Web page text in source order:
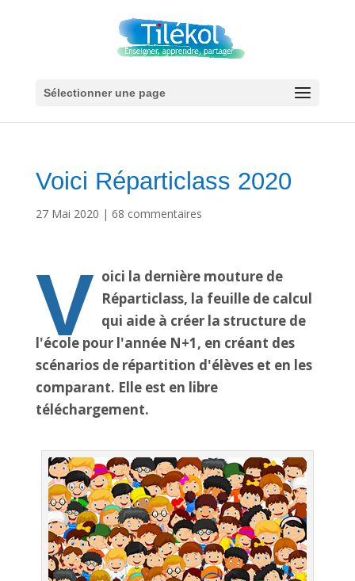
Sélectionner une page
Voici Réparticlass 2020
27 Mai 2020 | 68 commentaires
V oici la dernière mouture de
Réparticlass, la feuille de calcul
qui aide à créer la structure de
l'école pour l'année N+1, en créant des
scénarios de répartition d'élèves et en les
comparant. Elle est en libre
téléchargement.